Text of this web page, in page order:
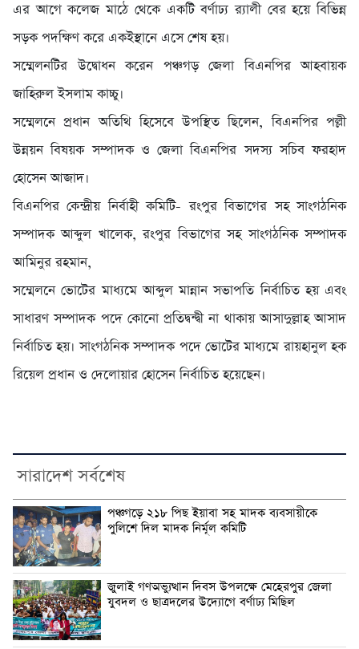
এর আগে কলেজ মাঠে থেকে একটি বর্ণাঢ্য র‌্যালী বের হয়ে বিভিন্ন
সড়ক পদক্ষিণ করে একইস্থানে এসে শেষ হয়।
সম্মেলনটির উদ্বোধন করেন পঞ্চগড় জেলা বিএনপির আহবায়ক
জাহিরুল ইসলাম কাচ্চু।
সম্মেলনে প্রধান অতিথি হিসেবে উপস্থিত ছিলেন, বিএনপির পল্লী
উন্নয়ন বিষয়ক সম্পাদক ও জেলা বিএনপির সদস্য সচিব ফরহাদ
হোসেন আজাদ।
বিএনপির কেন্দ্রীয় নির্বাহী কমিটি- রংপুর বিভাগের সহ সাংগঠনিক
সম্পাদক আব্দুল খালেক, রংপুর বিভাগের সহ সাংগঠনিক সম্পাদক
আমিনুর রহমান,
সম্মেলনে ভোটের মাধ্যমে আব্দুল মান্নান সভাপতি নির্বাচিত হয় এবং
সাধারণ সম্পাদক পদে কোনো প্রতিদ্বন্দ্বী না থাকায় আসাদুল্লাহ আসাদ
নির্বাচিত হয়। সাংগঠনিক সম্পাদক পদে ভোটের মাধ্যমে রায়হানুল হক
রিয়েল প্রধান ও দেলোয়ার হোসেন নির্বাচিত হয়েছেন।
সারাদেশ সর্বশেষ
পঞ্চগড়ে ২১৮ পিছ ইয়াবা সহ মাদক ব্যবসায়ীকে
পুলিশে দিল মাদক নির্মূল কমিটি
জুলাই গণঅভ্যুত্থান দিবস উপলক্ষে মেহেরপুর জেলা
যুবদল ও ছাত্রদলের উদ্যোগে বর্ণাঢ্য মিছিল